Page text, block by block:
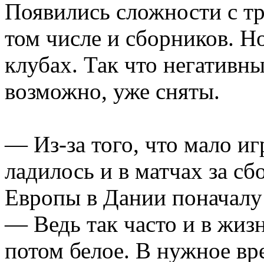
Появились сложности с
том числе и сборников.
клубах. Так что
возможно, уже сняты.
— Из-за того, что мало
ладилось и в матчах за
Европы в Дании
— Ведь так часто и в
потом белое. В нужное